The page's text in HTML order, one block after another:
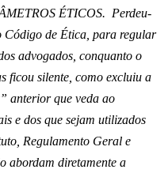
ÉTICOS. Perdeu-
Código de Ética, para regular
advogados, conquanto o
ficou silente, como excluiu a
anterior que veda ao
e dos que sejam utilizados
Regulamento Geral e
abordam diretamente a